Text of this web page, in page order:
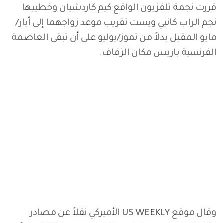
قررت نجمة تلفزيون الواقع كيم كاردشيان وخطيبها
نجم الراب كانيي ويست تقريب موعد زواجهما إلى أيار/
مايو المقبل بدلاً من تموز/يوليو على أن تبقى العاصمة
الفرنسية باريس مكان الزفاف.
وقال موقع US WEEKLY الأميركي نقلاً عن مصادر